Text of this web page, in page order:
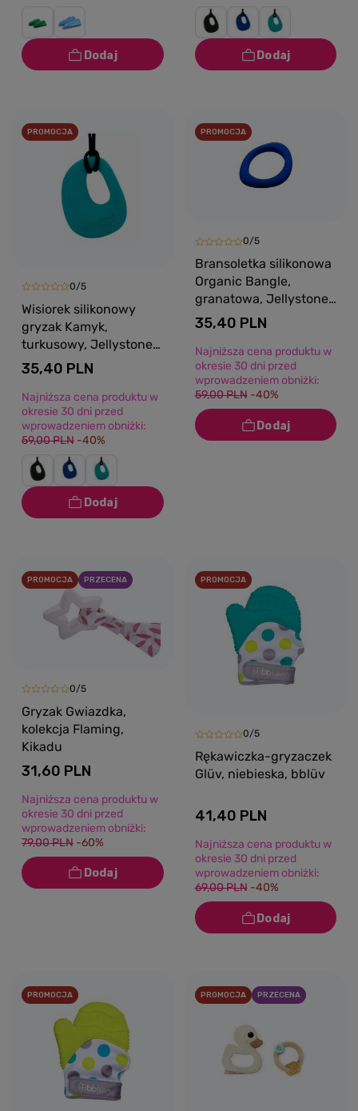
PROMOCJA
0/5
Wisiorek silikonowy
gryzak Kamyk,
turkusowy, Jellystone
Designs
35,40 PLN
Najniższa cena produktu w
okresie 30 dni przed
wprowadzeniem obniżki:
59,00 PLN -40%
PROMOCJA
0/5
Bransoletka silikonowa
Organic Bangle,
granatowa, Jellystone
Designs
35,40 PLN
Najniższa cena produktu w
okresie 30 dni przed
wprowadzeniem obniżki:
59,00 PLN -40%
PROMOCJA PRZECENA
0/5
Gryzak Gwiazdka,
kolekcja Flaming,
Kikadu
31,60 PLN
Najniższa cena produktu w
okresie 30 dni przed
wprowadzeniem obniżki:
79,00 PLN -60%
PROMOCJA
0/5
Rękawiczka-gryzaczek
Glüv, niebieska, bblüv
41,40 PLN
Najniższa cena produktu w
okresie 30 dni przed
wprowadzeniem obniżki:
69,00 PLN -40%
PROMOCJA PROMOCJA PRZECENA